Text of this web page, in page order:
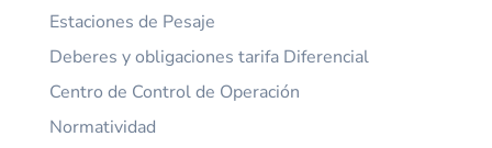
Estaciones de Pesaje
Deberes y obligaciones tarifa Diferencial
Centro de Control de Operación
Normatividad